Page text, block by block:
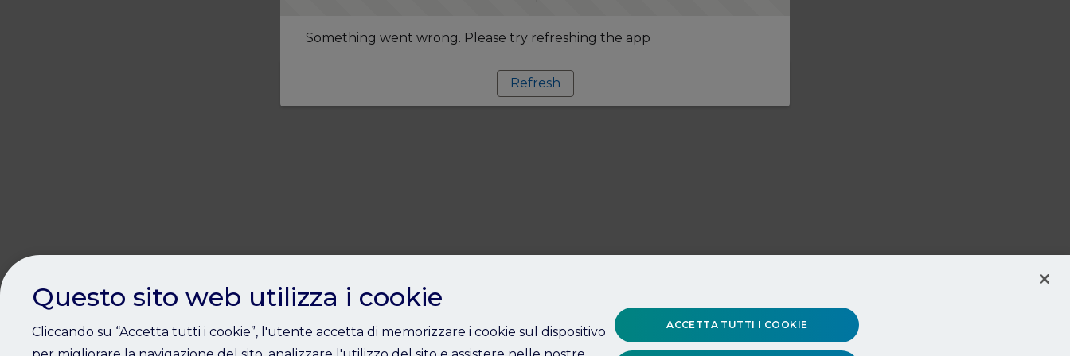
Something went wrong. Please try refreshing the app
Refresh
Questo sito web utilizza i cookie
Cliccando su “Accetta tutti i cookie”, l'utente accetta di memorizzare i cookie sul dispositivo
ACCETTA TUTTI I COOKIE